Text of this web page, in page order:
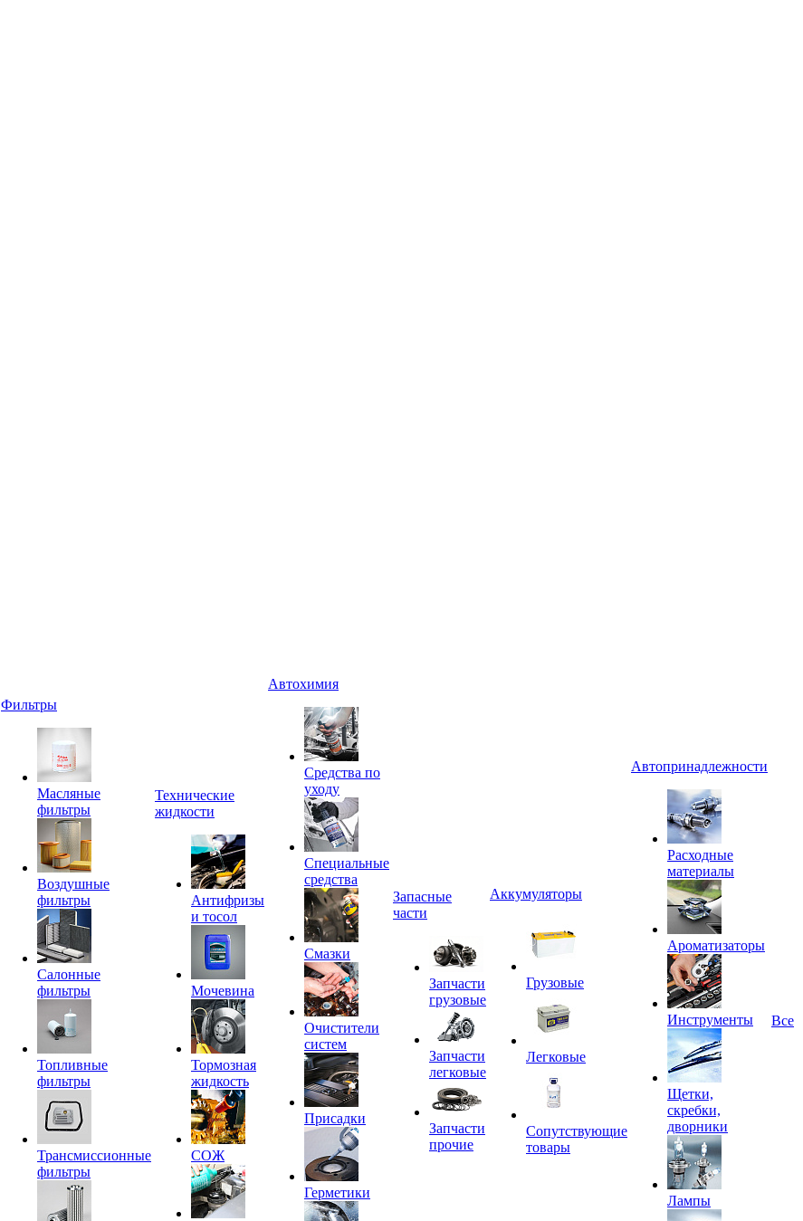
Фильтры
Масляные
фильтры
Воздушные
фильтры
Салонные
фильтры
Топливные
фильтры
Трансмиссионные
фильтры
Технические
жидкости
Антифризы
и тосол
Мочевина
Тормозная
жидкость
СОЖ
Автохимия
Средства по
уходу
Специальные
средства
Смазки
Очистители
систем
Присадки
Герметики
Запасные
части
Запчасти
грузовые
Запчасти
легковые
Запчасти
прочие
Аккумуляторы
Грузовые
Легковые
Сопутствующие
товары
Автопринадлежности
Расходные
материалы
Ароматизаторы
Инструменты
Щетки,
скребки,
дворники
Лампы
Все